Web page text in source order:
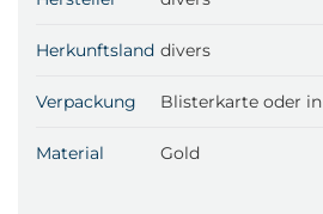
Herkunftsland divers
Verpackung Blisterkarte oder
Material Gold